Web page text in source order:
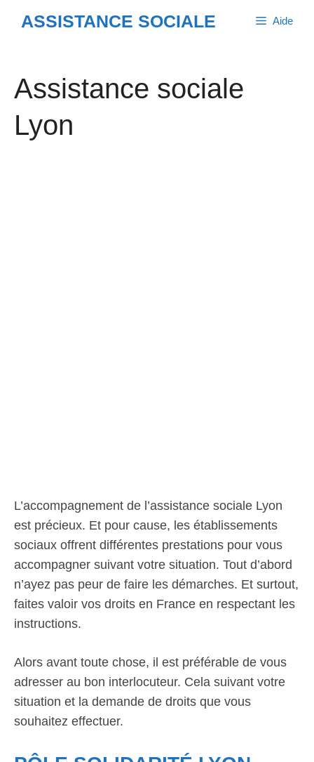
ASSISTANCE SOCIALE Aide
Assistance sociale
Lyon
L’accompagnement de l’assistance sociale Lyon
est précieux. Et pour cause, les établissements
sociaux offrent différentes prestations pour vous
accompagner suivant votre situation. Tout d’abord
n’ayez pas peur de faire les démarches. Et surtout,
faites valoir vos droits en France en respectant les
instructions.
Alors avant toute chose, il est préférable de vous
adresser au bon interlocuteur. Cela suivant votre
situation et la demande de droits que vous
souhaitez effectuer.